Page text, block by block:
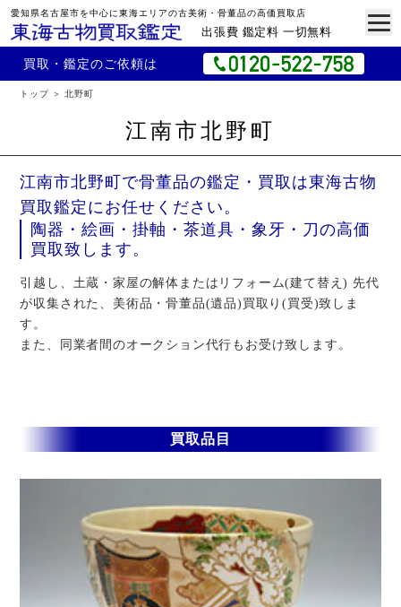
愛知県名古屋市を中心に東海エリアの古美術・骨董品の高価買取店
出張費 鑑定料 一切無料
買取・鑑定のご依頼は
トップ 北野町
江南市北野町
江南市北野町で骨董品の鑑定・買取は東海古物
買取鑑定にお任せください。
陶器・絵画・掛軸・茶道具・象牙・刀の高価
買取致します。
引越し、土蔵・家屋の解体またはリフォーム(建て替え) 先代
が収集された、美術品・骨董品(遺品)買取り(買受)致しま
す。
また、同業者間のオークション代行もお受け致します。
買取品目